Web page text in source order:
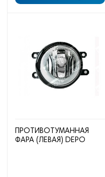
ПРОТИВОТУМАННАЯ
ФАРА (ЛЕВАЯ) DEPO